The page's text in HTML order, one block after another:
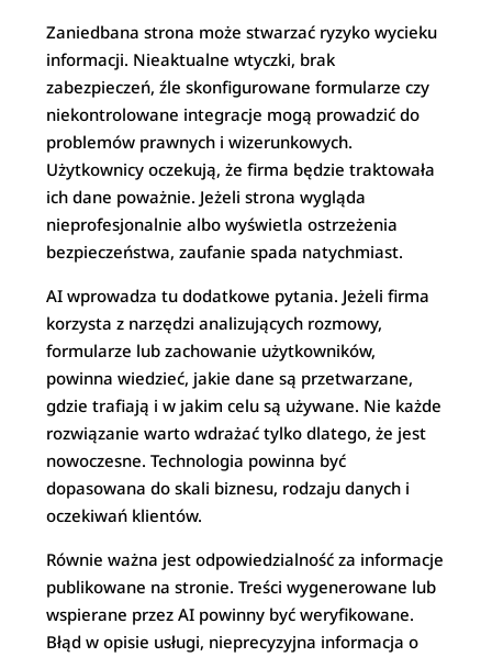
Zaniedbana strona może stwarzać ryzyko wycieku
informacji. Nieaktualne wtyczki, brak
zabezpieczeń, źle skonfigurowane formularze czy
niekontrolowane integracje mogą prowadzić do
problemów prawnych i wizerunkowych.
Użytkownicy oczekują, że firma będzie traktowała
ich dane poważnie. Jeżeli strona wygląda
nieprofesjonalnie albo wyświetla ostrzeżenia
bezpieczeństwa, zaufanie spada natychmiast.
AI wprowadza tu dodatkowe pytania. Jeżeli firma
korzysta z narzędzi analizujących rozmowy,
formularze lub zachowanie użytkowników,
powinna wiedzieć, jakie dane są przetwarzane,
gdzie trafiają i w jakim celu są używane. Nie każde
rozwiązanie warto wdrażać tylko dlatego, że jest
nowoczesne. Technologia powinna być
dopasowana do skali biznesu, rodzaju danych i
oczekiwań klientów.
Równie ważna jest odpowiedzialność za informacje
publikowane na stronie. Treści wygenerowane lub
wspierane przez AI powinny być weryfikowane.
Błąd w opisie usługi, nieprecyzyjna informacja o